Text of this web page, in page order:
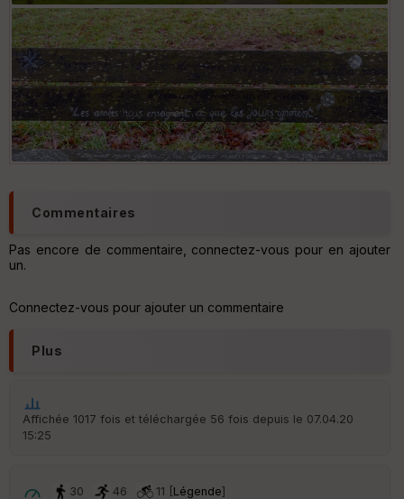
sp
ar
en
ce
Po
int
illé
s
s
Commentaires
Pas encore de commentaire, connectez-vous pour en ajouter
un.
Connectez-vous pour ajouter un commentaire
Plus
Affichée 1017 fois et téléchargée 56 fois depuis le 07.04.20
15:25
30 46 11 [Légende]